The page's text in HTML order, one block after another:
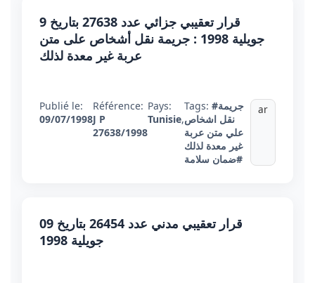
قرار تعقيبي جزائي عدد 27638 بتاريخ 9
جويلية 1998 : جريمة نقل أشخاص على متن
عربة غير معدة لذلك
Publié le:
09/07/1998
Référence:
J P
27638/1998
Pays:
Tunisie,
Tags: #جريمة
نقل اشخاص
علي متن عربة
غير معدة لذلك
#ضمان سلامة
ar
قرار تعقيبي مدني عدد 26454 بتاريخ 09
جويلية 1998